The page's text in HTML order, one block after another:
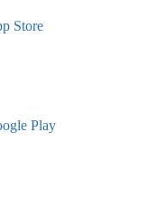
Store
Play